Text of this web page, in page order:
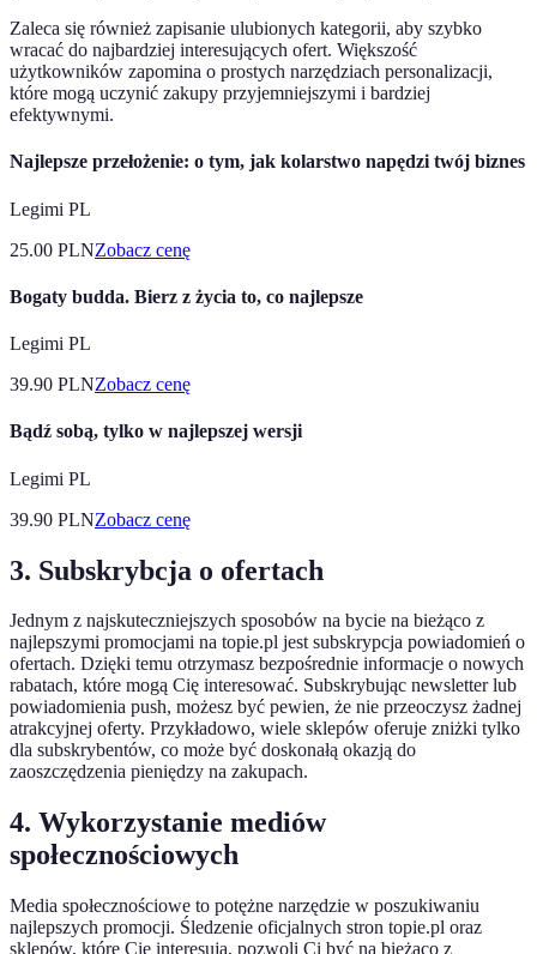
Zaleca się również zapisanie ulubionych kategorii, aby szybko
wracać do najbardziej interesujących ofert. Większość
użytkowników zapomina o prostych narzędziach personalizacji,
które mogą uczynić zakupy przyjemniejszymi i bardziej
efektywnymi.
Najlepsze przełożenie: o tym, jak kolarstwo napędzi twój biznes
Legimi PL
25.00 PLNZobacz cenę
Bogaty budda. Bierz z życia to, co najlepsze
Legimi PL
39.90 PLNZobacz cenę
Bądź sobą, tylko w najlepszej wersji
Legimi PL
39.90 PLNZobacz cenę
3. Subskrybcja o ofertach
Jednym z najskuteczniejszych sposobów na bycie na bieżąco z
najlepszymi promocjami na topie.pl jest subskrypcja powiadomień o
ofertach. Dzięki temu otrzymasz bezpośrednie informacje o nowych
rabatach, które mogą Cię interesować. Subskrybując newsletter lub
powiadomienia push, możesz być pewien, że nie przeoczysz żadnej
atrakcyjnej oferty. Przykładowo, wiele sklepów oferuje zniżki tylko
dla subskrybentów, co może być doskonałą okazją do
zaoszczędzenia pieniędzy na zakupach.
4. Wykorzystanie mediów
społecznościowych
Media społecznościowe to potężne narzędzie w poszukiwaniu
najlepszych promocji. Śledzenie oficjalnych stron topie.pl oraz
sklepów, które Cię interesują, pozwoli Ci być na bieżąco z